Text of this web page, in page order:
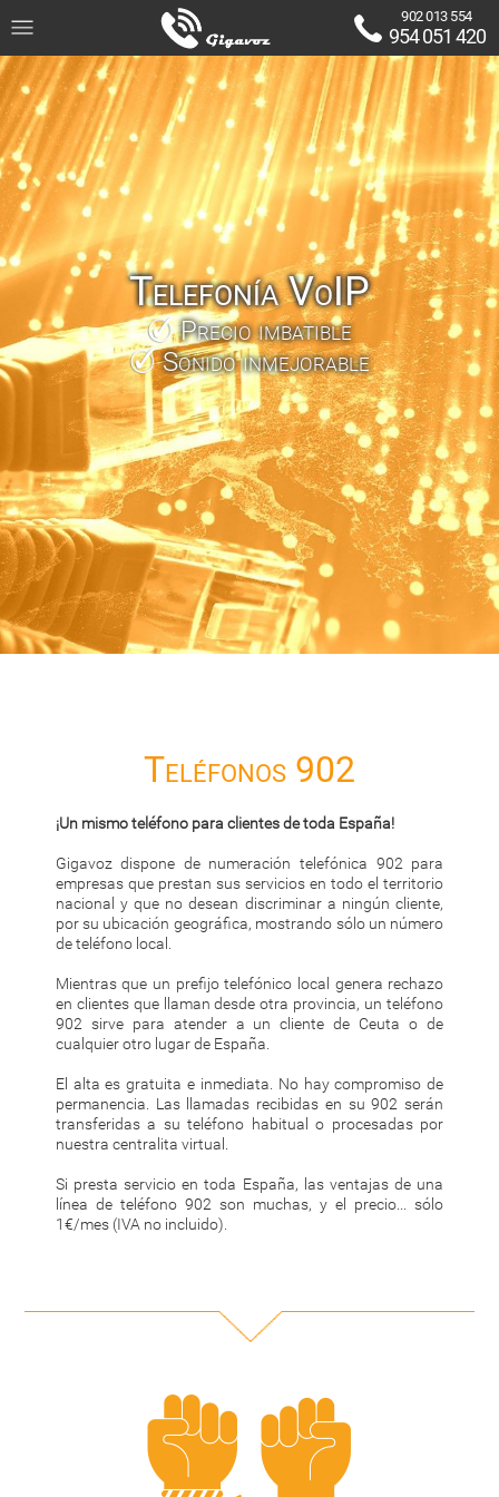
902 013 554
954 051 420
Telefonía VoIP
Precio imbatible
Sonido inmejorable
Teléfonos 902
¡Un mismo teléfono para clientes de toda España!
Gigavoz dispone de numeración telefónica 902 para
empresas que prestan sus servicios en todo el territorio
nacional y que no desean discriminar a ningún cliente,
por su ubicación geográfica, mostrando sólo un número
de teléfono local.
Mientras que un prefijo telefónico local genera rechazo
en clientes que llaman desde otra provincia, un teléfono
902 sirve para atender a un cliente de Ceuta o de
cualquier otro lugar de España.
El alta es gratuita e inmediata. No hay compromiso de
permanencia. Las llamadas recibidas en su 902 serán
transferidas a su teléfono habitual o procesadas por
nuestra centralita virtual.
Si presta servicio en toda España, las ventajas de una
línea de teléfono 902 son muchas, y el precio... sólo
1€/mes (IVA no incluido).